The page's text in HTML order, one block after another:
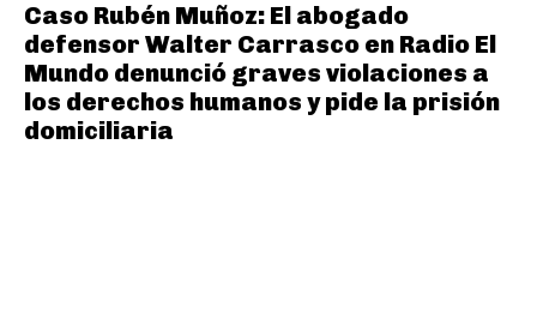
Caso Rubén Muñoz: El abogado
defensor Walter Carrasco en Radio El
Mundo denunció graves violaciones a
los derechos humanos y pide la prisión
domiciliaria